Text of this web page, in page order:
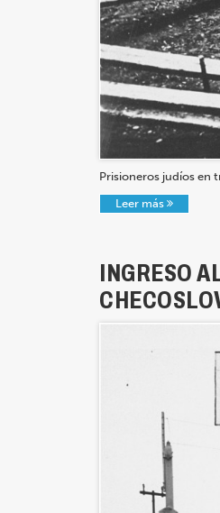
Prisioneros judíos en
Leer más
INGRESO